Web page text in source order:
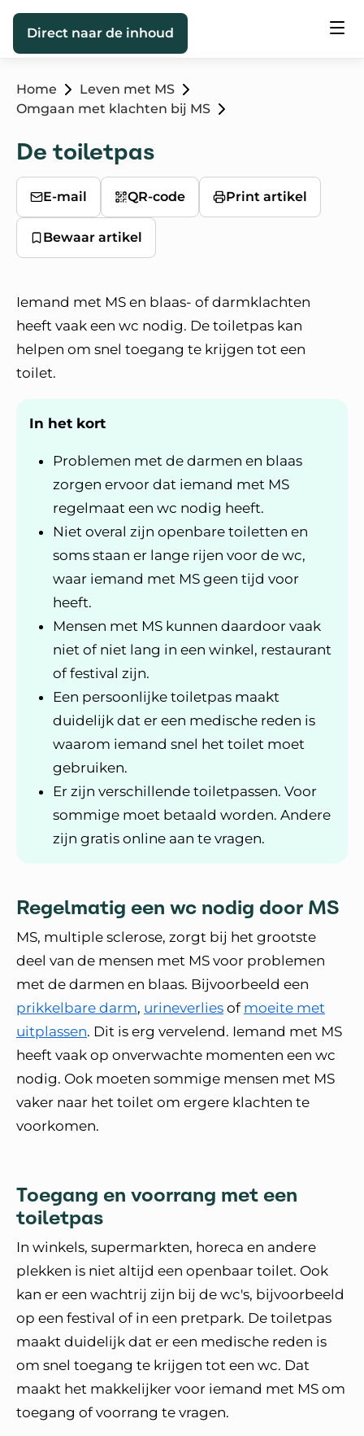
Direct naar de inhoud
Home
Leven met MS
Omgaan met klachten bij MS
De toiletpas
E-mail QR-code Print artikel
Bewaar artikel
Iemand met MS en blaas- of darmklachten
heeft vaak een wc nodig. De toiletpas kan
helpen om snel toegang te krijgen tot een
toilet.
In het kort
Problemen met de darmen en blaas
zorgen ervoor dat iemand met MS
regelmaat een wc nodig heeft.
Niet overal zijn openbare toiletten en
soms staan er lange rijen voor de wc,
waar iemand met MS geen tijd voor
heeft.
Mensen met MS kunnen daardoor vaak
niet of niet lang in een winkel, restaurant
of festival zijn.
Een persoonlijke toiletpas maakt
duidelijk dat er een medische reden is
waarom iemand snel het toilet moet
gebruiken.
Er zijn verschillende toiletpassen. Voor
sommige moet betaald worden. Andere
zijn gratis online aan te vragen.
Regelmatig een wc nodig door MS
MS, multiple sclerose, zorgt bij het grootste
deel van de mensen met MS voor problemen
met de darmen en blaas. Bijvoorbeeld een
prikkelbare darm, urineverlies of moeite met
uitplassen. Dit is erg vervelend. Iemand met MS
heeft vaak op onverwachte momenten een wc
nodig. Ook moeten sommige mensen met MS
vaker naar het toilet om ergere klachten te
voorkomen.
Toegang en voorrang met een
toiletpas
In winkels, supermarkten, horeca en andere
plekken is niet altijd een openbaar toilet. Ook
kan er een wachtrij zijn bij de wc's, bijvoorbeeld
op een festival of in een pretpark. De toiletpas
maakt duidelijk dat er een medische reden is
om snel toegang te krijgen tot een wc. Dat
maakt het makkelijker voor iemand met MS om
toegang of voorrang te vragen.